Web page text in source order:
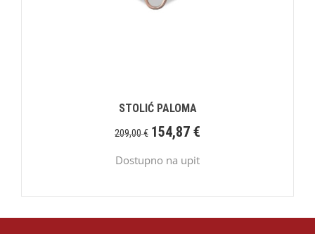
STOLIĆ PALOMA
209,00€ 154,87 €
Dostupno na upit